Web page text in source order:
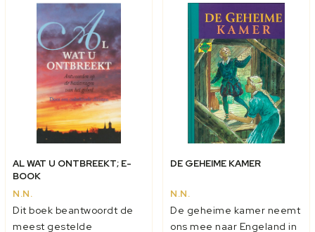
AL WAT U ONTBREEKT; E-
BOOK
N.N.
Dit boek beantwoordt de
meest gestelde
DE GEHEIME KAMER
N.N.
De geheime kamer neemt
ons mee naar Engeland in